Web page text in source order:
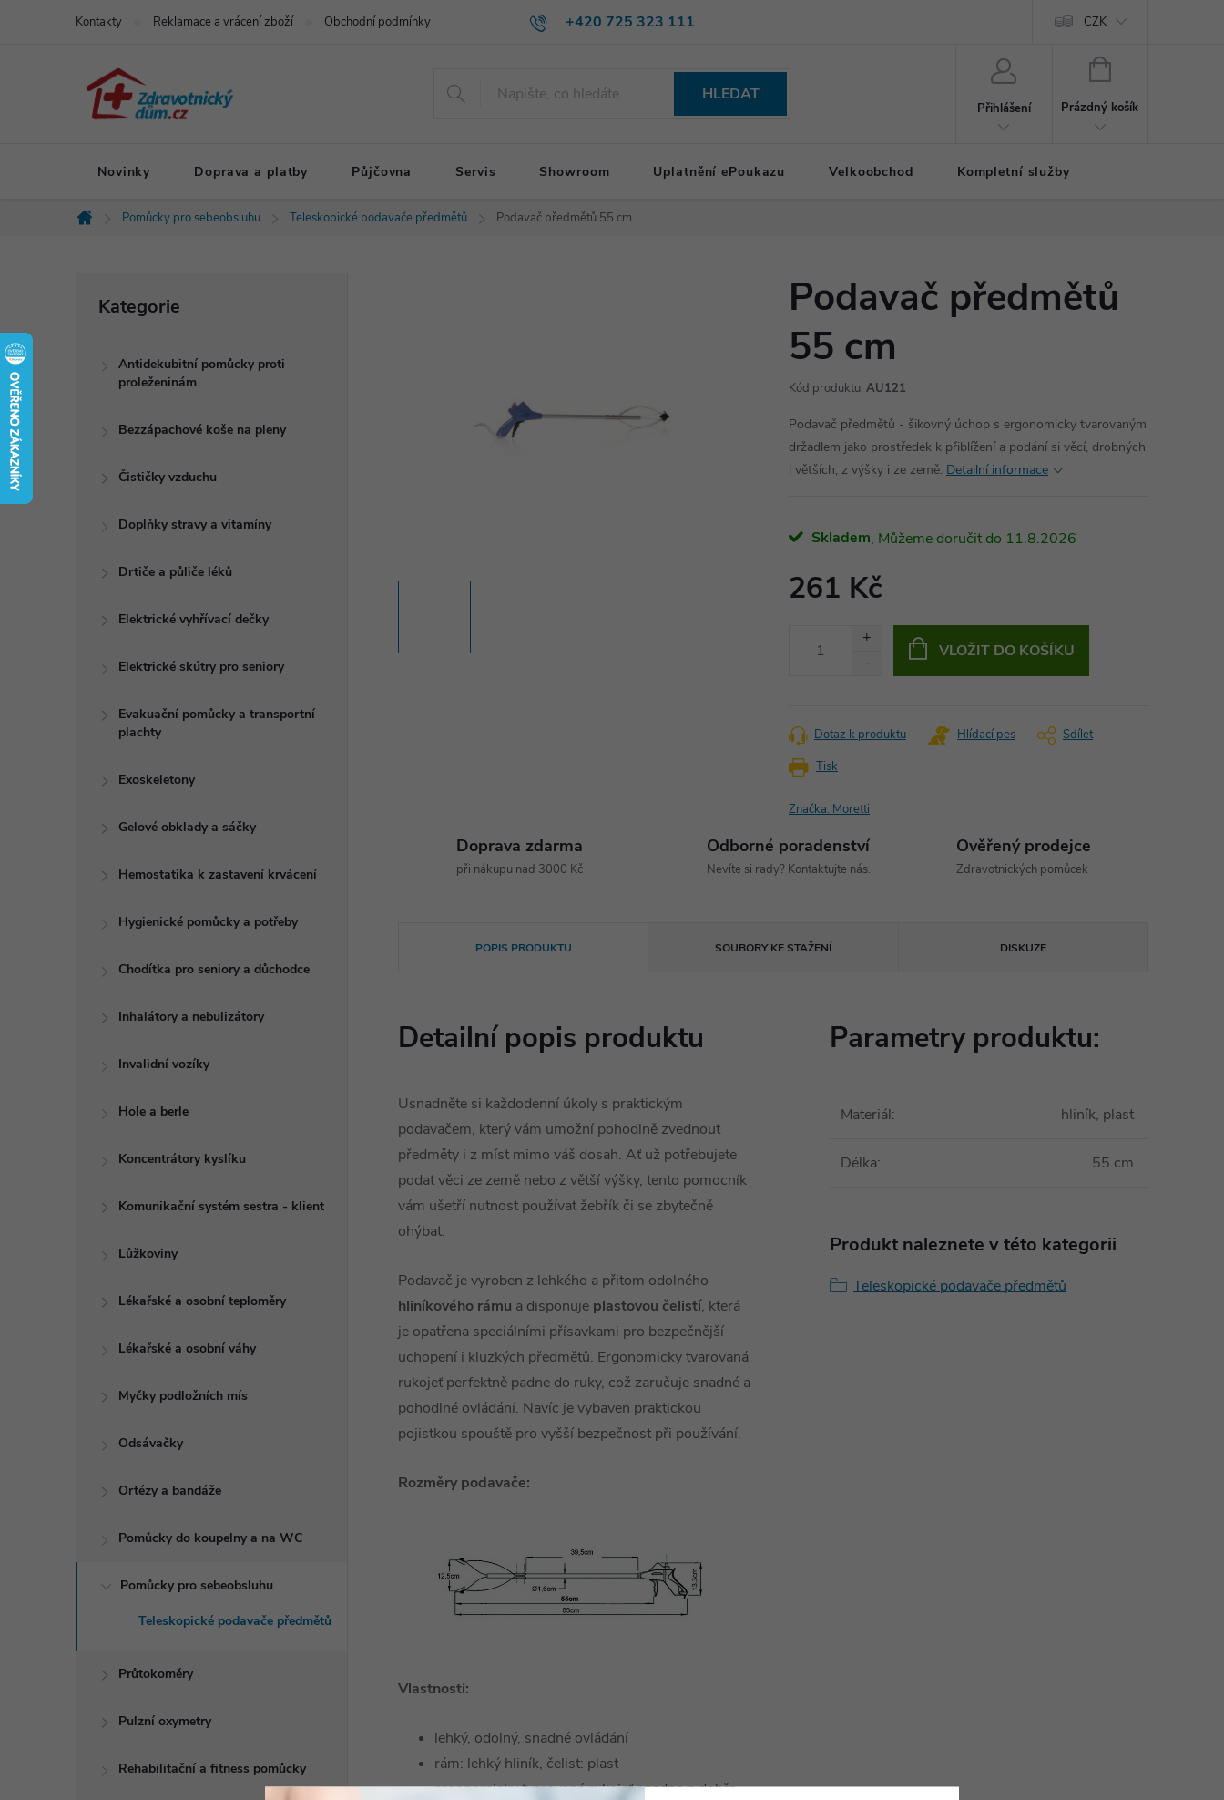
+420 725 323 111
Kontakty Reklamace a vrácení zboží Obchodní podmínky CZK
HLEDAT
Přihlášení
NÁKUPNÍ
Prázdný košík
Novinky Doprava a platby Půjčovna Servis Showroom Uplatnění ePoukazu Velkoobchod Kompletní služby
Domů
Pomůcky pro sebeobsluhu Teleskopické podavače předmětů Podavač předmětů 55 cm
kategorie
Kategorie
Antidekubitní pomůcky proti
proleženinám
Bezzápachové koše na pleny
Čističky vzduchu
Doplňky stravy a vitamíny
Drtiče a půliče léků
Elektrické vyhřívací dečky
Elektrické skútry pro seniory
Evakuační pomůcky a transportní
plachty
Exoskeletony
Gelové obklady a sáčky
Hemostatika k zastavení krvácení
Hygienické pomůcky a potřeby
Chodítka pro seniory a důchodce
Inhalátory a nebulizátory
Invalidní vozíky
Hole a berle
Koncentrátory kyslíku
Komunikační systém sestra - klient
Lůžkoviny
Lékařské a osobní teploměry
Lékařské a osobní váhy
Myčky podložních mís
Odsávačky
Ortézy a bandáže
Pomůcky do koupelny a na WC
Pomůcky pro sebeobsluhu
Teleskopické podavače předmětů
Průtokoměry
Pulzní oxymetry
Rehabilitační a fitness pomůcky
Podavač předmětů
55 cm
Kód produktu: AU121
Podavač předmětů - šikovný úchop s ergonomicky tvarovaným
držadlem jako prostředek k přiblížení a podání si věcí, drobných
i větších, z výšky i ze země. Detailní informace
Skladem 11.8.2026
261 Kč
VLOŽIT DO KOŠÍKU
Tisk
Dotaz k produktu Hlídací pes Sdílet
Značka: Moretti
Doprava zdarma
při nákupu nad 3000 Kč
Odborné poradenství
Nevíte si rady? Kontaktujte nás.
Ověřený prodejce
Zdravotnických pomůcek
POPIS PRODUKTU SOUBORY KE STAŽENÍ DISKUZE
Detailní popis produktu
Usnadněte si každodenní úkoly s praktickým
podavačem, který vám umožní pohodlně zvednout
předměty i z míst mimo váš dosah. Ať už potřebujete
podat věci ze země nebo z větší výšky, tento pomocník
vám ušetří nutnost používat žebřík či se zbytečně
ohýbat.
Podavač je vyroben z lehkého a přitom odolného
hliníkového rámu a disponuje plastovou čelistí, která
je opatřena speciálními přísavkami pro bezpečnější
uchopení i kluzkých předmětů. Ergonomicky tvarovaná
rukojeť perfektně padne do ruky, což zaručuje snadné a
pohodlné ovládání. Navíc je vybaven praktickou
pojistkou spouště pro vyšší bezpečnost při používání.
Rozměry podavače:
Vlastnosti:
lehký, odolný, snadné ovládání
rám: lehký hliník, čelist: plast
ergonomicky tvarovaná rukojeť snadno a dobře
Parametry produktu:
Materiál: hliník, plast
Délka: 55 cm
Produkt naleznete v této kategorii
Teleskopické podavače předmětů